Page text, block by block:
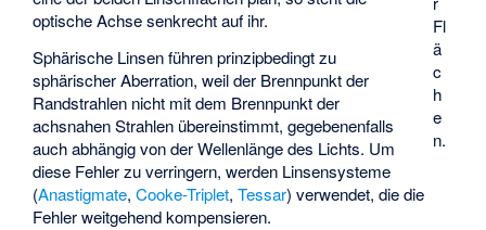
Fl
ä
c
h
e
n.
optische Achse senkrecht auf ihr.
Sphärische Linsen führen prinzipbedingt zu
sphärischer Aberration, weil der Brennpunkt der
Randstrahlen nicht mit dem Brennpunkt der
achsnahen Strahlen übereinstimmt, gegebenenfalls
auch abhängig von der Wellenlänge des Lichts. Um
diese Fehler zu verringern, werden Linsensysteme
(Anastigmate,Cooke-Triplet,Tessar) verwendet, die die
Fehler weitgehend kompensieren.